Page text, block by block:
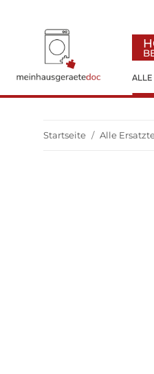
ALLE
Startseite Alle